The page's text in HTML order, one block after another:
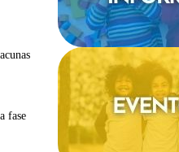
fase